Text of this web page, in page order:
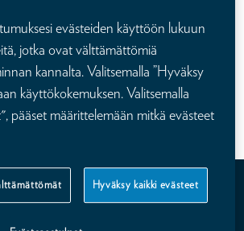
luu
n
19.12.2019 käsitellyt yhtiön
ja ne löytyvättäältä.
evästeiden käyttöön lukuun
jotka ovat välttämättömiä
kannalta. Valitsemalla ”Hyväksy
käyttökokemuksen. Valitsemalla
pääset määrittelemään mitkä evästeet
Hyväksy kaikki evästeet